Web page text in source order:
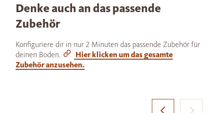
Denke auch an das passende
Zubehör
Konfiguriere dir in nur 2 Minuten das passende Zubehör für
deinen Boden.
Hier klicken um das gesamte
Zubehör anzusehen.